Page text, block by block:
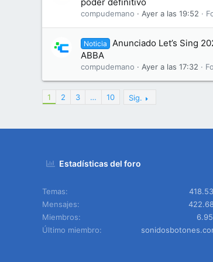
poder definitivo
compudemano Ayer a las 19:52
Noticia
Anunciado Let’s Sing
ABBA
compudemano Ayer a las 17:32
1 2 3 … 10 Sig.
Estadísticas del foro
Temas
Mensajes
Miembros
Último miembro